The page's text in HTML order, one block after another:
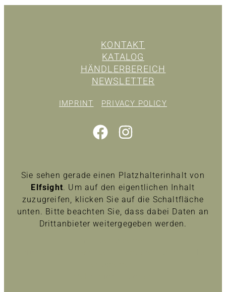
KONTAKT
KATALOG
HÄNDLERBEREICH
NEWSLETTER
IMPRINT PRIVACY POLICY
Sie sehen gerade einen Platzhalterinhalt von
Elfsight. Um auf den eigentlichen Inhalt
zuzugreifen, klicken Sie auf die Schaltfläche
unten. Bitte beachten Sie, dass dabei Daten an
Drittanbieter weitergegeben werden.